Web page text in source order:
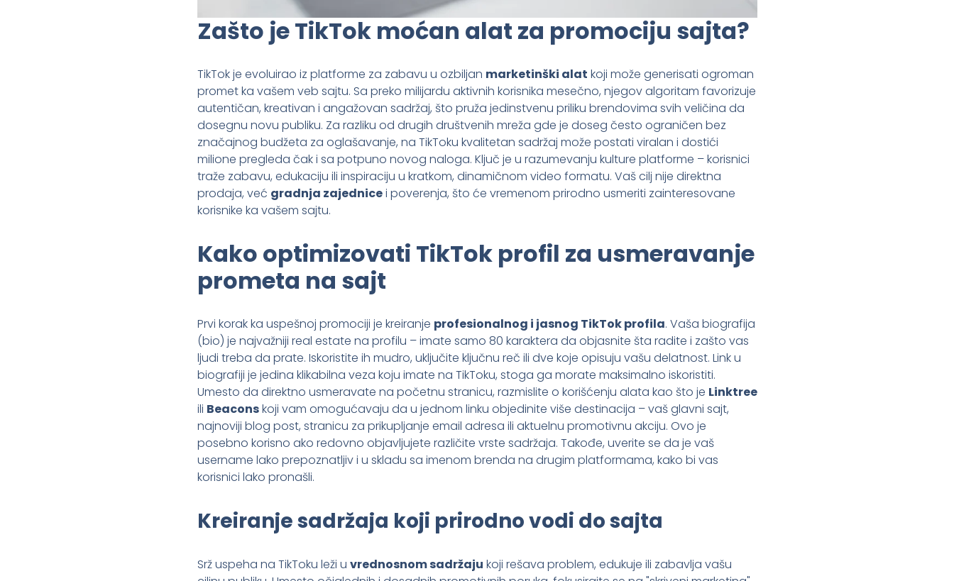
Zašto je TikTok moćan alat za promociju sajta?
TikTok je evoluirao iz platforme za zabavu u ozbiljan marketinški alat koji može generisati ogroman
promet ka vašem veb sajtu. Sa preko milijardu aktivnih korisnika mesečno, njegov algoritam favorizuje
autentičan, kreativan i angažovan sadržaj, što pruža jedinstvenu priliku brendovima svih veličina da
dosegnu novu publiku. Za razliku od drugih društvenih mreža gde je doseg često ograničen bez
značajnog budžeta za oglašavanje, na TikToku kvalitetan sadržaj može postati viralan i dostići
milione pregleda čak i sa potpuno novog naloga. Ključ je u razumevanju kulture platforme – korisnici
traže zabavu, edukaciju ili inspiraciju u kratkom, dinamičnom video formatu. Vaš cilj nije direktna
prodaja, već gradnja zajednicei poverenja, što će vremenom prirodno usmeriti zainteresovane
korisnike ka vašem sajtu.
Kako optimizovati TikTok profil za usmeravanje
prometa na sajt
Prvi korak ka uspešnoj promociji je kreiranje profesionalnog i jasnog TikTok profila. Vaša biografija
(bio) je najvažniji real estate na profilu – imate samo 80 karaktera da objasnite šta radite i zašto vas
ljudi treba da prate. Iskoristite ih mudro, uključite ključnu reč ili dve koje opisuju vašu delatnost. Link u
biografiji je jedina klikabilna veza koju imate na TikToku, stoga ga morate maksimalno iskoristiti.
Umesto da direktno usmeravate na početnu stranicu, razmislite o korišćenju alata kao što je Linktree
ili Beaconskoji vam omogućavaju da u jednom linku objedinite više destinacija – vaš glavni sajt,
najnoviji blog post, stranicu za prikupljanje email adresa ili aktuelnu promotivnu akciju. Ovo je
posebno korisno ako redovno objavljujete različite vrste sadržaja. Takođe, uverite se da je vaš
username lako prepoznatljiv i u skladu sa imenom brenda na drugim platformama, kako bi vas
korisnici lako pronašli.
Kreiranje sadržaja koji prirodno vodi do sajta
Srž uspeha na TikToku leži u vrednosnom sadržaju koji rešava problem, edukuje ili zabavlja vašu